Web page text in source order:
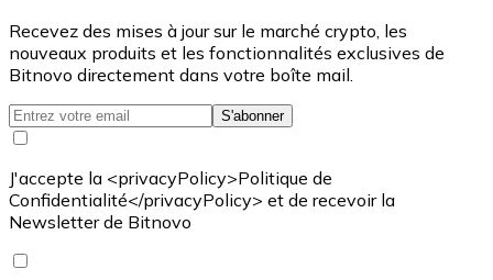
Recevez des mises à jour sur le marché crypto, les
nouveaux produits et les fonctionnalités exclusives de
Bitnovo directement dans votre boîte mail.
S'abonner
J'accepte la <privacyPolicy>Politique de
Confidentialité</privacyPolicy> et de recevoir la
Newsletter de Bitnovo